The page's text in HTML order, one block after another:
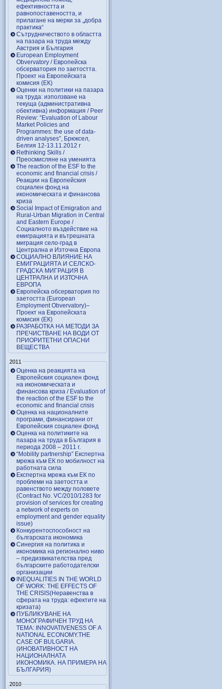
ефективността и
равнопоставеността, и
прилагане на мерки за „добра
практика“
Сътрудничеството в областта
на пазара на труда между
Австрия и България
European Employment
Obvervatory / Европейска
обсерватория по заетостта.
Проект на Европейската
комисия (ЕК)
Оценки на политики на пазара
на труда: използване на
текуща (административна
обективна) информация / Peer
Review: “Evaluation of Labour
Market Policies and
Programmes: the use of data-
driven analyses”, Брюксел,
Белгия 12-13.11.2012 г
Rethinking Skills /
Преосмисляне на уменията
Тhe reaction of the ESF to the
economic and financial crisis /
Реакции на Европейския
социален фонд на
икономическата и финансова
криза
Social Impact of Emigration and
Rural-Urban Migration in Central
and Eastern Europe /
Социалното въздействие на
емиграцията и вътрешната
миграция село-град в
Централна и Източна Европа
СОЦИАЛНО ВЛИЯНИЕ НА
ЕМИГРАЦИЯТА И СЕЛСКО-
ГРАДСКА МИГРАЦИЯ В
ЦЕНТРАЛНА И ИЗТОЧНА
ЕВРОПА
Европейска обсерватория по
заетостта (European
Employment Obvervatory)–
Проект на Европейската
комисия (ЕК)
РАЗРАБОТКА НА МЕТОДИ ЗА
ПРЕЧИСТВАНЕ НА ВОДИ ОТ
ПРИОРИТЕТНИ ОПАСНИ
ВЕЩЕСТВА
2011
Оценка на реакцията на
Европейския социален фонд
на икономическата и
финансова криза / Evaluation of
the reaction of the ESF to the
economic and financial crisis
Оценка на националните
програми, финансирани от
Европейския социален фонд
Оценка на политиките на
пазара на труда в България в
периода 2008 – 2011 г.
“Mobility partnership” Експертна
мрежа към ЕК по мобилност на
работната сила
Експертна мрежа към ЕК по
проблеми на заетостта и
равенството между половете
(Contract No. VC/2010/1283 for
provision of services for creating
a network of experts on
employment and gender equality
issue)
Конкурентоспособност на
българската икономика
Синергия на политика и
икономика на регионално ниво
– предизвикателства пред
българските работодателски
организации
INEQUALITIES IN THE WORLD
OF WORK: THE EFFECTS OF
THE CRISIS(Неравенства в
сферата на труда: ефектите на
кризата)
ПУБЛИКУВАНЕ НА
МОНОГРАФИЧЕН ТРУД НА
ТЕМА: INNOVATIVENESS OF A
NATIONAL ECONOMY.THE
CASE OF BULGARIA.
(ИНОВАТИВНОСТ НА
НАЦИОНАЛНАТА
ИКОНОМИКА. НА ПРИМЕРА НА
БЪЛГАРИЯ)
2010